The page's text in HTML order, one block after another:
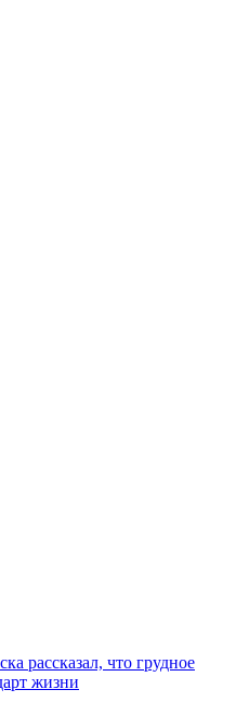
рассказал, что грудное
жизни